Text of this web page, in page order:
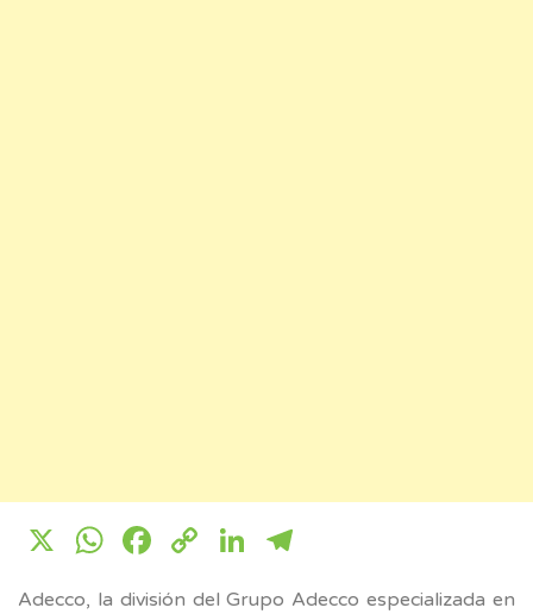
X WhatsApp
Facebook
CopyLinkedIn
Adecco, la división del Grupo Adecco especializada en